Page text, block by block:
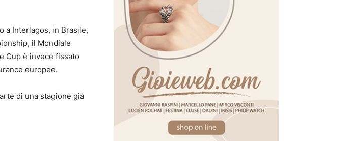
a Interlagos, in Brasile,
il Mondiale
Cup è invece fissato
europee.
di una stagione già